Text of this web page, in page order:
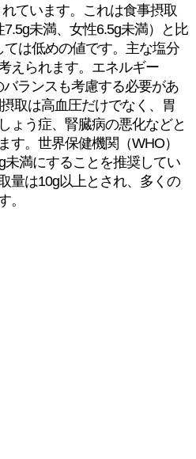
ています。これは食事摂取
未満、女性6.5g未満）と比
は低めの値です。主な塩分
えられます。エネルギー
ランスも考慮する必要があ
取は高血圧だけでなく、胃
ょう症、腎臓病の悪化などと
す。世界保健機関（WHO）
未満にすることを推奨してい
量は10g以上とされ、多くの
。